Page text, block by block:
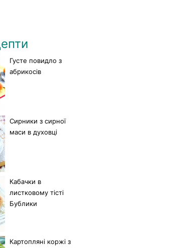
Густе повидло з
абрикосів
Сирники з сирної
маси в духовці
Кабачки в
листковому тісті
Бублики
Картопляні коржі з